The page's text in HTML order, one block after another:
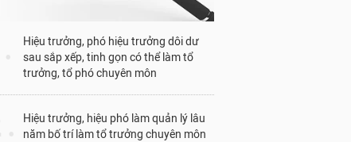
Hiệu trưởng, phó hiệu trưởng dôi dư
sau sắp xếp, tinh gọn có thể làm tổ
trưởng, tổ phó chuyên môn
Hiệu trưởng, hiệu phó làm quản lý lâu
năm bố trí làm tổ trưởng chuyên môn